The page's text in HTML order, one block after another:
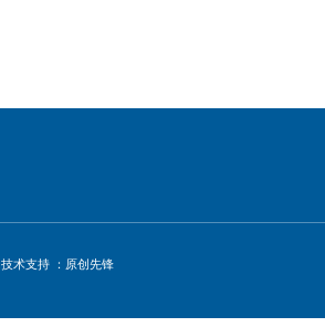
技术支持 ：原创先锋